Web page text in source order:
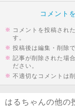
コメント
コメントを投稿され
す。
投稿後は編集・削除
記事が削除された場
ださい。
不適切なコメントは
はるちゃんの他の